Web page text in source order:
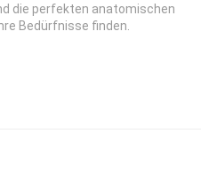
die perfekten anatomischen
Bedürfnisse finden.